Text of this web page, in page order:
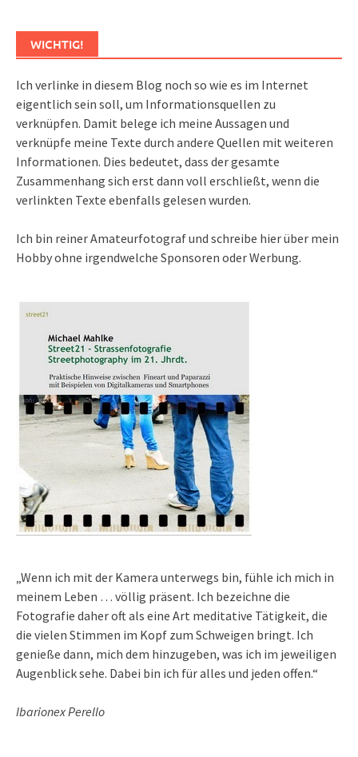
WICHTIG!
Ich verlinke in diesem Blog noch so wie es im Internet
eigentlich sein soll, um Informationsquellen zu
verknüpfen. Damit belege ich meine Aussagen und
verknüpfe meine Texte durch andere Quellen mit weiteren
Informationen. Dies bedeutet, dass der gesamte
Zusammenhang sich erst dann voll erschließt, wenn die
verlinkten Texte ebenfalls gelesen wurden.
Ich bin reiner Amateurfotograf und schreibe hier über mein
Hobby ohne irgendwelche Sponsoren oder Werbung.
„Wenn ich mit der Kamera unterwegs bin, fühle ich mich in
meinem Leben … völlig präsent. Ich bezeichne die
Fotografie daher oft als eine Art meditative Tätigkeit, die
die vielen Stimmen im Kopf zum Schweigen bringt. Ich
genieße dann, mich dem hinzugeben, was ich im jeweiligen
Augenblick sehe. Dabei bin ich für alles und jeden offen.“
Ibarionex Perello